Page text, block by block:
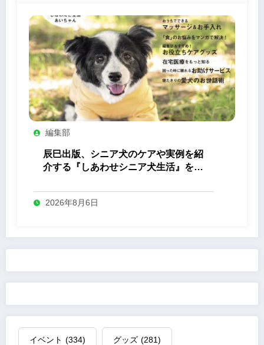
編集部
辰巳出版、シニア犬のケアや実例を紹
介する『しあわせシニア犬生活』を発
2026年8月6日
イベント (334) グッズ (281)